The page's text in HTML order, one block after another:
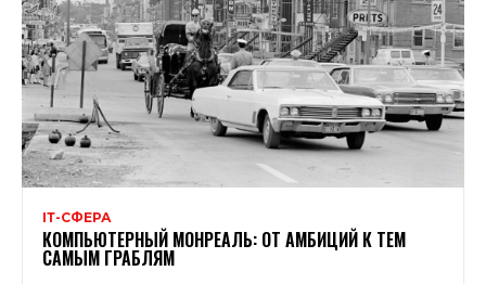
ІТ-СФЕРА
КОМПЬЮТЕРНЫЙ МОНРЕАЛЬ: ОТ АМБИЦИЙ К ТЕМ
САМЫМ ГРАБЛЯМ